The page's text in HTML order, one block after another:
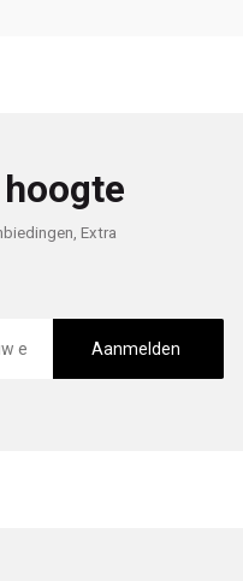
Extra
Aanmelden